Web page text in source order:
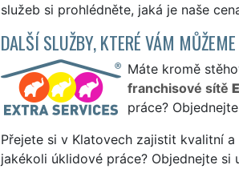
služeb si prohlédněte, jaká je naše
DALŠÍ SLUŽBY, KTERÉ VÁM
Máte kromě
franchisové sítě
práce?
Přejete si v Klatovech zajistit kvalitní
jakékoli úklidové práce? Objednejte si